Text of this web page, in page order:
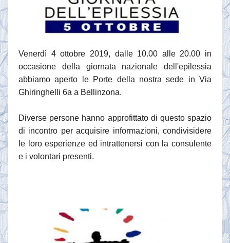
Venerdì 4 ottobre 2019, dalle 10.00 alle 20.00 in
occasione della giornata nazionale dell'epilessia
abbiamo aperto le Porte della nostra sede in Via
Ghiringhelli 6a a Bellinzona.
Diverse persone hanno approfittato di questo spazio
di incontro per acquisire informazioni, condivisidere
le loro esperienze ed intrattenersi con la consulente
e i volontari presenti.